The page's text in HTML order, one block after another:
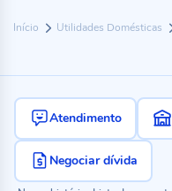
Início Utilidades Domésticas
Atendimento
Negociar dívida